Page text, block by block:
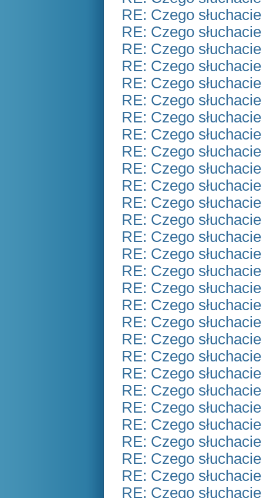
RE: Czego
RE: Czego
RE: Czego
RE: Czego
RE: Czego
RE: Czego
RE: Czego
RE: Czego
RE: Czego
RE: Czego
RE: Czego
RE: Czego
RE: Czego
RE: Czego
RE: Czego
RE: Czego
RE: Czego
RE: Czego
RE: Czego
RE: Czego
RE: Czego
RE: Czego
RE: Czego
RE: Czego
RE: Czego
RE: Czego
RE: Czego
RE: Czego
RE: Czego